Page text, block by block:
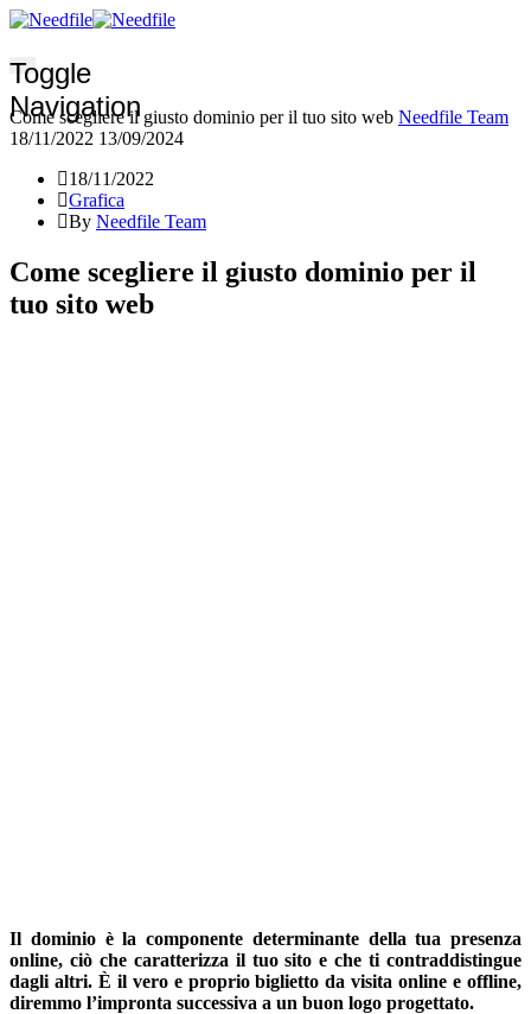
Toggle
Navigation
Come scegliere il giusto dominio per il tuo sito web Needfile Team
18/11/2022 13/09/2024
18/11/2022
Grafica
By Needfile Team
Come scegliere il giusto dominio per il
tuo sito web
Il dominio è la componente determinante della tua presenza
online, ciò che caratterizza il tuo sito e che ti contraddistingue
dagli altri. È il vero e proprio biglietto da visita online e offline,
diremmo l’impronta successiva a un buon logo progettato.